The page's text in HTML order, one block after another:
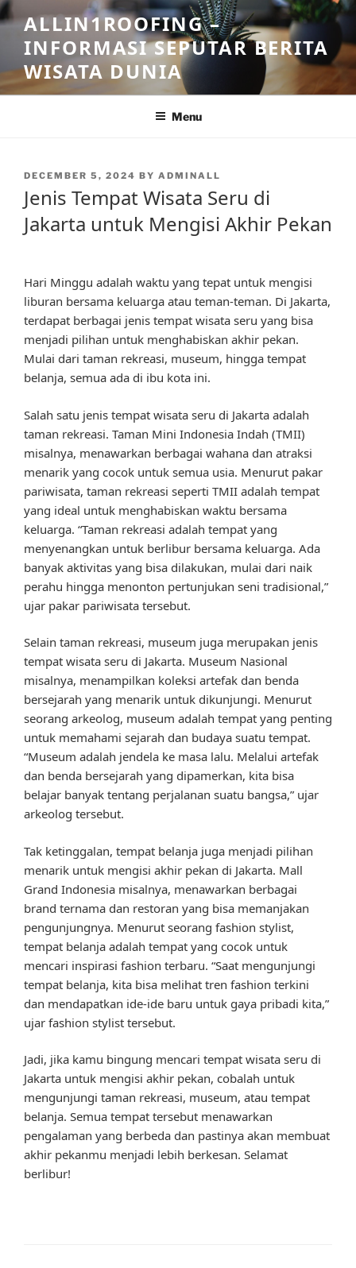
Skip
to
content
ALLIN1ROOFING –
INFORMASI SEPUTAR BERITA
WISATA DUNIA
Menu
POSTED
DECEMBER 5, 2024 BY ADMINALL
Jenis Tempat Wisata Seru di
Jakarta untuk Mengisi Akhir Pekan
Hari Minggu adalah waktu yang tepat untuk mengisi
liburan bersama keluarga atau teman-teman. Di Jakarta,
terdapat berbagai jenis tempat wisata seru yang bisa
menjadi pilihan untuk menghabiskan akhir pekan.
Mulai dari taman rekreasi, museum, hingga tempat
belanja, semua ada di ibu kota ini.
Salah satu jenis tempat wisata seru di Jakarta adalah
taman rekreasi. Taman Mini Indonesia Indah (TMII)
misalnya, menawarkan berbagai wahana dan atraksi
menarik yang cocok untuk semua usia. Menurut pakar
pariwisata, taman rekreasi seperti TMII adalah tempat
yang ideal untuk menghabiskan waktu bersama
keluarga. “Taman rekreasi adalah tempat yang
menyenangkan untuk berlibur bersama keluarga. Ada
banyak aktivitas yang bisa dilakukan, mulai dari naik
perahu hingga menonton pertunjukan seni tradisional,”
ujar pakar pariwisata tersebut.
Selain taman rekreasi, museum juga merupakan jenis
tempat wisata seru di Jakarta. Museum Nasional
misalnya, menampilkan koleksi artefak dan benda
bersejarah yang menarik untuk dikunjungi. Menurut
seorang arkeolog, museum adalah tempat yang penting
untuk memahami sejarah dan budaya suatu tempat.
“Museum adalah jendela ke masa lalu. Melalui artefak
dan benda bersejarah yang dipamerkan, kita bisa
belajar banyak tentang perjalanan suatu bangsa,” ujar
arkeolog tersebut.
Tak ketinggalan, tempat belanja juga menjadi pilihan
menarik untuk mengisi akhir pekan di Jakarta. Mall
Grand Indonesia misalnya, menawarkan berbagai
brand ternama dan restoran yang bisa memanjakan
pengunjungnya. Menurut seorang fashion stylist,
tempat belanja adalah tempat yang cocok untuk
mencari inspirasi fashion terbaru. “Saat mengunjungi
tempat belanja, kita bisa melihat tren fashion terkini
dan mendapatkan ide-ide baru untuk gaya pribadi kita,”
ujar fashion stylist tersebut.
Jadi, jika kamu bingung mencari tempat wisata seru di
Jakarta untuk mengisi akhir pekan, cobalah untuk
mengunjungi taman rekreasi, museum, atau tempat
belanja. Semua tempat tersebut menawarkan
pengalaman yang berbeda dan pastinya akan membuat
akhir pekanmu menjadi lebih berkesan. Selamat
berlibur!